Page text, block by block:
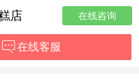
店 在线咨询
在线客服